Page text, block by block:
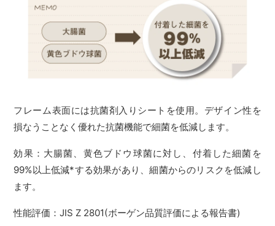
フレーム表面には抗菌剤入りシートを使用。デザイン性を
損なうことなく優れた抗菌機能で細菌を低減します。
効果：大腸菌、黄色ブドウ球菌に対し、付着した細菌を
99%以上低減*する効果があり、細菌からのリスクを低減し
ます。
性能評価：JIS Z 2801(ボーゲン品質評価による報告書)